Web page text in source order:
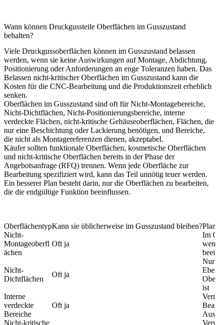
Wann können Druckgussteile Oberflächen im Gusszustand
behalten?
Viele Druckgussoberflächen können im Gusszustand belassen
werden, wenn sie keine Auswirkungen auf Montage, Abdichtung,
Positionierung oder Anforderungen an enge Toleranzen haben. Das
Belassen nicht-kritischer Oberflächen im Gusszustand kann die
Kosten für die CNC-Bearbeitung und die Produktionszeit erheblich
senken.
Oberflächen im Gusszustand sind oft für Nicht-Montagebereiche,
Nicht-Dichtflächen, Nicht-Positionierungsbereiche, interne
verdeckte Flächen, nicht-kritische Gehäuseoberflächen, Flächen, die
nur eine Beschichtung oder Lackierung benötigen, und Bereiche,
die nicht als Montagereferenzen dienen, akzeptabel.
Käufer sollten funktionale Oberflächen, kosmetische Oberflächen
und nicht-kritische Oberflächen bereits in der Phase der
Angebotsanfrage (RFQ) trennen. Wenn jede Oberfläche zur
Bearbeitung spezifiziert wird, kann das Teil unnötig teuer werden.
Ein besserer Plan besteht darin, nur die Oberflächen zu bearbeiten,
die die endgültige Funktion beeinflussen.
OberflächentypKann sie üblicherweise im Gusszustand bleiben?
Nicht-
Montageoberfl
ächen
Oft ja
Im
Nicht-
Dichtflächen
Oft ja
Nur
ist
Interne
verdeckte
Bereiche
Oft ja
Nicht-kritische